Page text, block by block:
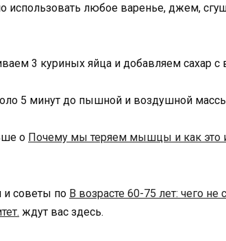
использовать любое варенье, джем,
3 куриных яйца и добавляем сахар с
5 минут до пышной и воздушной
о Почему мы теряем мышцы и как это
и советы по В возрасте 60-75 лет: чего
ждут вас здесь.